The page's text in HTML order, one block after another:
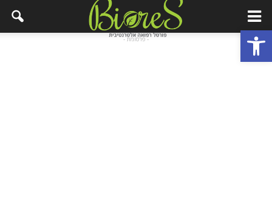
פתח סרגל נגישות - פרסומת -